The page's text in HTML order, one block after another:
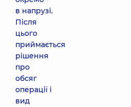
в напрузі.
Після
цього
приймається
рішення
про
обсяг
операції і
вид